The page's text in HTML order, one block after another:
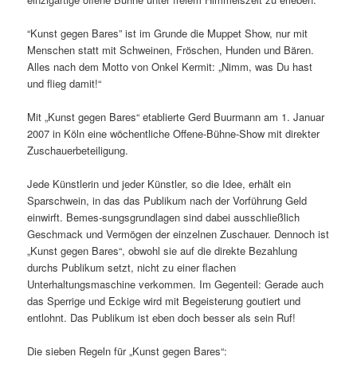
“Kunst gegen Bares” ist im Grunde die Muppet Show, nur mit
Menschen statt mit Schweinen, Fröschen, Hunden und Bären.
Alles nach dem Motto von Onkel Kermit: „Nimm, was Du hast
und flieg damit!“
Mit „Kunst gegen Bares“ etablierte Gerd Buurmann am 1. Januar
2007 in Köln eine wöchentliche Offene-Bühne-Show mit direkter
Zuschauerbeteiligung.
Jede Künstlerin und jeder Künstler, so die Idee, erhält ein
Sparschwein, in das das Publikum nach der Vorführung Geld
einwirft. Bemes-sungsgrundlagen sind dabei ausschließlich
Geschmack und Vermögen der einzelnen Zuschauer. Dennoch ist
„Kunst gegen Bares“, obwohl sie auf die direkte Bezahlung
durchs Publikum setzt, nicht zu einer flachen
Unterhaltungsmaschine verkommen. Im Gegenteil: Gerade auch
das Sperrige und Eckige wird mit Begeisterung goutiert und
entlohnt. Das Publikum ist eben doch besser als sein Ruf!
Die sieben Regeln für „Kunst gegen Bares“: